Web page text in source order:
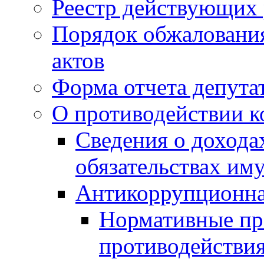
Реестр
Порядок
актов
Форма отчета
О противодействии
Сведения о
обязательствах
Нормативные